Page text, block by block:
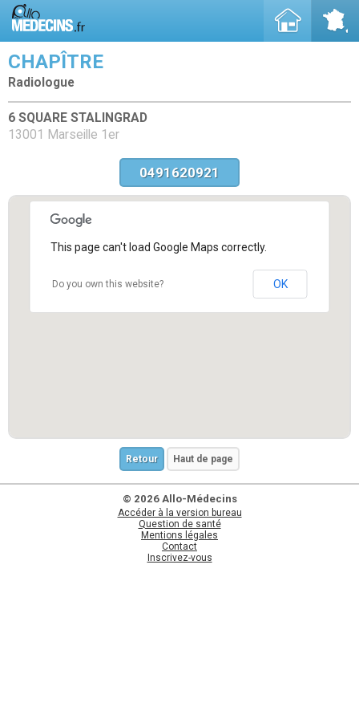
CHAPÎTRE
Radiologue
6 SQUARE STALINGRAD
13001 Marseille 1er
0491620921
This page can't load Google Maps correctly.
Do you own this website? OK
Retour Haut de page
© 2026 Allo-Médecins
Accéder à la version bureau
Question de santé
Mentions légales
Contact
Inscrivez-vous